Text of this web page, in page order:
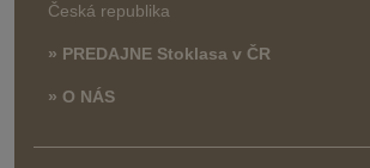
Česká republika
» PREDAJNE Stoklasa v ČR
» O NÁS